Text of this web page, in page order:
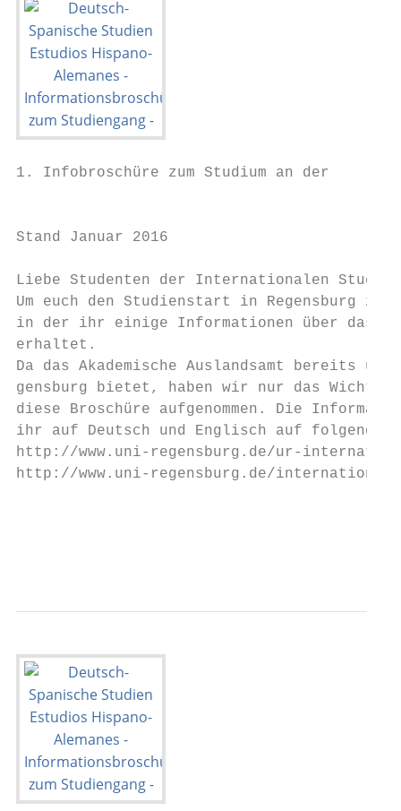
1. Infobroschüre zum Studium an der
Stand Januar 2016
Liebe Studenten der Internationalen
Um euch den Studienstart in Regensburg
in der ihr einige Informationen über das
erhaltet.
Da das Akademische Auslandsamt bereits
gensburg bietet, haben wir nur das
diese Broschüre aufgenommen. Die
ihr auf Deutsch und Englisch auf
http://www.uni-regensburg.de/ur-
http://www.uni-regensburg.de/